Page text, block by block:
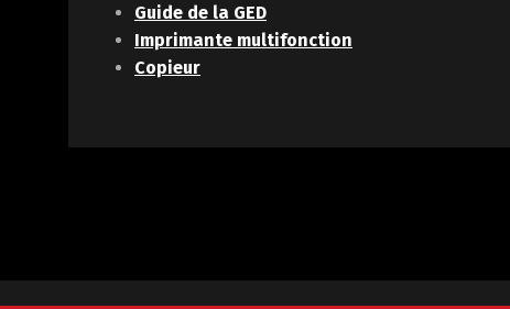
Guide de la GED
Imprimante multifonction
Copieur